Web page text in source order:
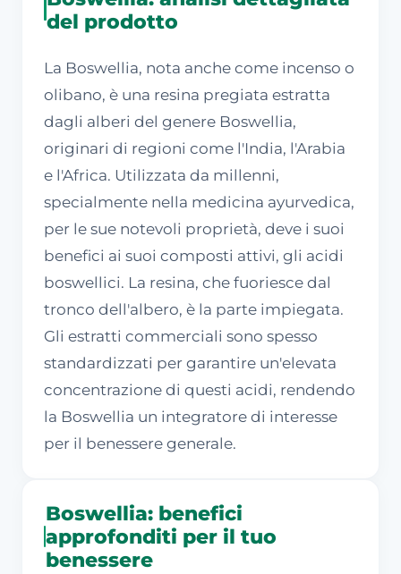
del prodotto
La Boswellia, nota anche come incenso o
olibano, è una resina pregiata estratta
dagli alberi del genere Boswellia,
originari di regioni come l'India, l'Arabia
e l'Africa. Utilizzata da millenni,
specialmente nella medicina ayurvedica,
per le sue notevoli proprietà, deve i suoi
benefici ai suoi composti attivi, gli acidi
boswellici. La resina, che fuoriesce dal
tronco dell'albero, è la parte impiegata.
Gli estratti commerciali sono spesso
standardizzati per garantire un'elevata
concentrazione di questi acidi, rendendo
la Boswellia un integratore di interesse
per il benessere generale.
Boswellia: benefici
approfonditi per il tuo
benessere